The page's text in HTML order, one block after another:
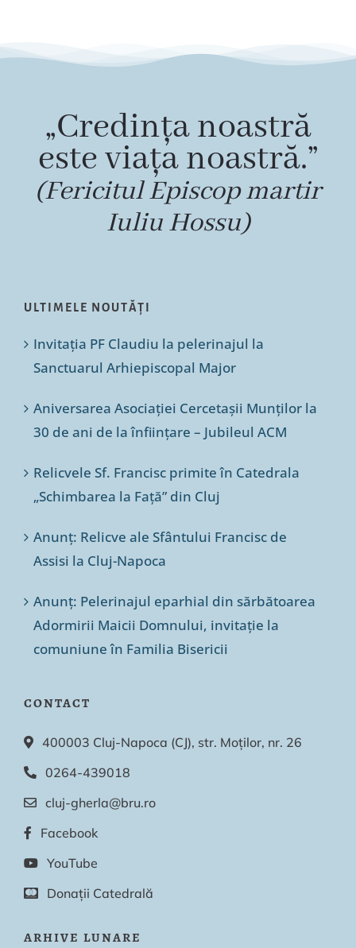
„Credința noastră
este viața noastră.”
(Fericitul Episcop martir
Iuliu Hossu)
ULTIMELE NOUTĂȚI
Invitația PF Claudiu la pelerinajul la
Sanctuarul Arhiepiscopal Major
Aniversarea Asociației Cercetașii Munților la
30 de ani de la înființare – Jubileul ACM
Relicvele Sf. Francisc primite în Catedrala
„Schimbarea la Față” din Cluj
Anunț: Relicve ale Sfântului Francisc de
Assisi la Cluj-Napoca
Anunț: Pelerinajul eparhial din sărbătoarea
Adormirii Maicii Domnului, invitație la
comuniune în Familia Bisericii
CONTACT
400003 Cluj-Napoca (CJ), str. Moților, nr. 26
0264-439018
cluj-gherla@bru.ro
Facebook
YouTube
Donații Catedrală
ARHIVE LUNARE